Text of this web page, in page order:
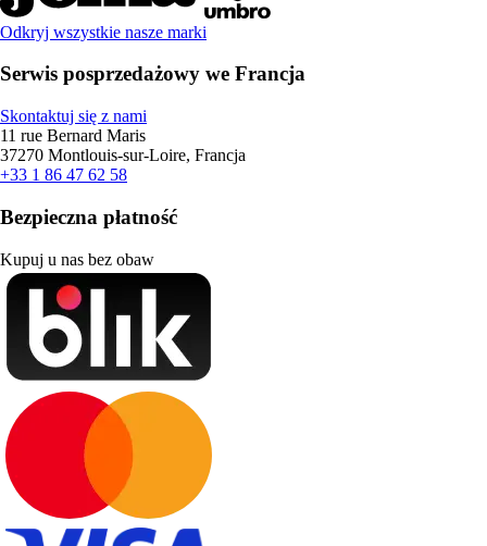
Odkryj wszystkie nasze marki
Serwis posprzedażowy we Francja
Skontaktuj się z nami
11 rue Bernard Maris
37270 Montlouis-sur-Loire, Francja
+33 1 86 47 62 58
Bezpieczna płatność
Kupuj u nas bez obaw